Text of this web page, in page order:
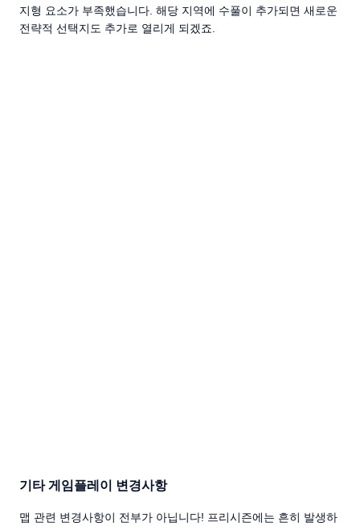
지형 요소가 부족했습니다. 해당 지역에 수풀이 추가되면 새로운
전략적 선택지도 추가로 열리게 되겠죠.
기타 게임플레이 변경사항
맵 관련 변경사항이 전부가 아닙니다! 프리시즌에는 흔히 발생하